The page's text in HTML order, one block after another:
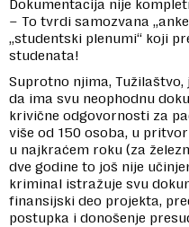
Dokumentacija nije
– To tvrdi samozvana
„studentski plenumi“ koji
studenata!
Suprotno njima,
da ima svu neophodnu
krivične odgovornosti za
više od 150 osoba, u
u najkraćem roku (za
dve godine to još nije
kriminal istražuje svu
finansijski deo projekta,
postupka i donošenje